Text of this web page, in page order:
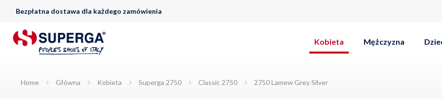
Bezpłatna dostawa dla każdego zamówienia
Kobieta Mężczyzna
Home Główna Kobieta Superga 2750 Classic 2750 2750 Lamew Grey Silver